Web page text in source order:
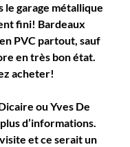
le garage métallique
fini! Bardeaux
PVC partout, sauf
en très bon état.
acheter!
ou Yves De
d’informations.
et ce serait un